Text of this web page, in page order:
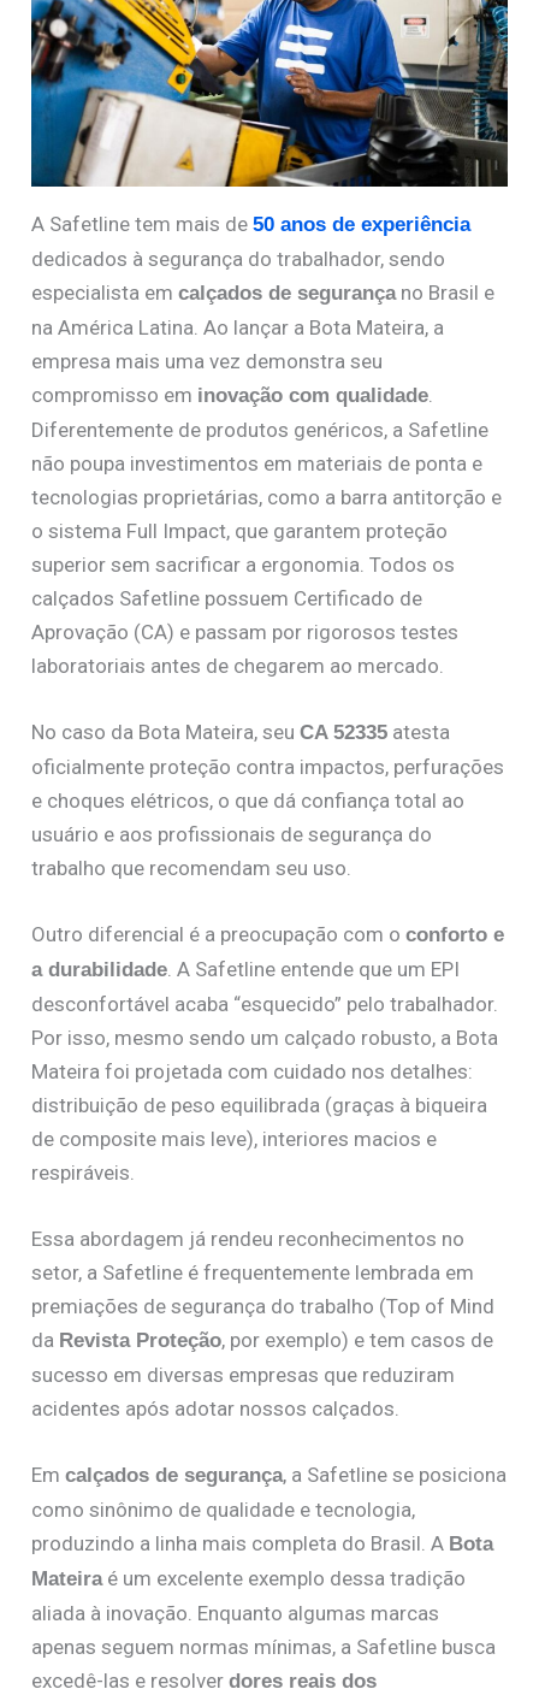
A Safetline tem mais de50 anos de experiência
dedicados à segurança do trabalhador, sendo
especialista emcalçados de segurançano Brasil e
na América Latina. Ao lançar a Bota Mateira, a
empresa mais uma vez demonstra seu
compromisso em inovação com qualidade
Diferentemente de produtos genéricos, a Safetline
não poupa investimentos em materiais de ponta e
tecnologias proprietárias, como a barra antitorção e
o sistema Full Impact, que garantem proteção
superior sem sacrificar a ergonomia. Todos os
calçados Safetline possuem Certificado de
Aprovação (CA) e passam por rigorosos testes
laboratoriais antes de chegarem ao mercado.
No caso da Bota Mateira, seuCA 52335 atesta
oficialmente proteção contra impactos, perfurações
e choques elétricos, o que dá confiança total ao
usuário e aos profissionais de segurança do
trabalho que recomendam seu uso.
Outro diferencial é a preocupação com oconforto e
a durabilidade. A Safetline entende que um EPI
desconfortável acaba “esquecido” pelo trabalhador.
Por isso, mesmo sendo um calçado robusto, a Bota
Mateira foi projetada com cuidado nos detalhes:
distribuição de peso equilibrada (graças à biqueira
de composite mais leve), interiores macios e
respiráveis.
Essa abordagem já rendeu reconhecimentos no
setor, a Safetline é frequentemente lembrada em
premiações de segurança do trabalho (Top of Mind
da Revista Proteção, por exemplo) e tem casos de
sucesso em diversas empresas que reduziram
acidentes após adotar nossos calçados.
Emcalçados de segurança, a Safetline se posiciona
como sinônimo de qualidade e tecnologia,
produzindo a linha mais completa do Brasil. A Bota
Mateiraé um excelente exemplo dessa tradição
aliada à inovação. Enquanto algumas marcas
apenas seguem normas mínimas, a Safetline busca
excedê-las e resolverdores reais dos